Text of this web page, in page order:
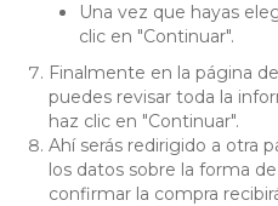
Una vez que hayas
clic en "Continuar".
Finalmente en la página
puedes revisar toda la
haz clic en "Continuar".
Ahí serás redirigido a otra
los datos sobre la forma
confirmar la compra